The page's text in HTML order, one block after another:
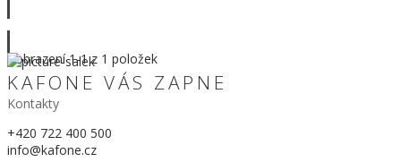
Zobrazení1-1 z 1 položek
KAFONE VÁS ZAPNE
Kontakty
+420 722 400 500
info@kafone.cz